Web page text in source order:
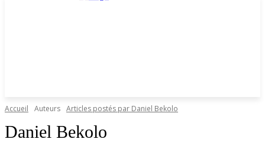
Accueil Auteurs Articles postés par Daniel Bekolo
Daniel Bekolo